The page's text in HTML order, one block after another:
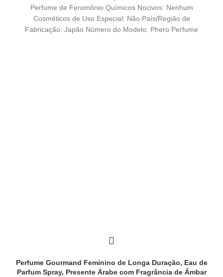
Perfume de Feromônio Químicos Nocivos: Nenhum
Cosméticos de Uso Especial: Não País/Região de
Fabricação: Japão Número do Modelo: Phero Perfume
Perfume Gourmand Feminino de Longa Duração, Eau de
Parfum Spray, Presente Árabe com Fragrância de Âmbar